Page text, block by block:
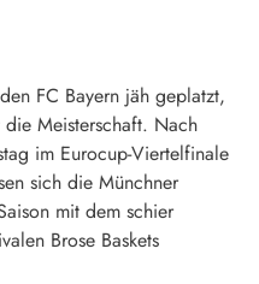
FC Bayern jäh geplatzt,
Meisterschaft. Nach
im Eurocup-Viertelfinale
sich die Münchner
mit dem schier
Brose Baskets